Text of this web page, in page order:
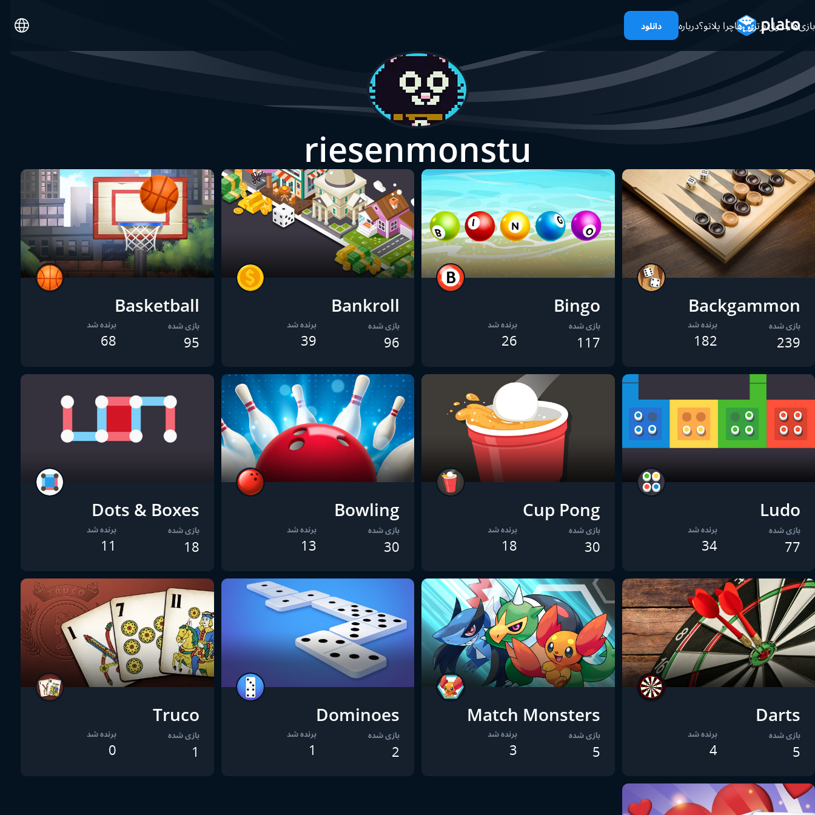
بازی‌هاجدول برترین‌هاچرا پلاتو؟درباره دانلود
riesenmonstu
Backgammon
بازی شده
239
برنده شد
182
Bingo
بازی شده
117
برنده شد
26
Bankroll
بازی شده
96
برنده شد
39
Basketball
بازی شده
95
برنده شد
68
Ludo
بازی شده
77
برنده شد
34
Cup Pong
بازی شده
30
برنده شد
18
Bowling
بازی شده
30
برنده شد
13
Dots & Boxes
بازی شده
18
برنده شد
11
Darts
بازی شده
5
برنده شد
4
Match Monsters
بازی شده
5
برنده شد
3
Dominoes
بازی شده
2
برنده شد
1
Truco
بازی شده
1
برنده شد
0